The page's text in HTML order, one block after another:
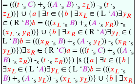
= (((𝑡 ·s 𝐶) +s ((𝐴 ·s 𝐵) ·s 𝑧𝐿)) -s (𝑡 ·s
𝑧𝐿))} ∪ {𝑎 ∣ ∃𝑡 ∈ ({𝑏 ∣ ∃𝑥𝐿 ∈ ( L ‘𝐴)∃𝑦𝑅
∈ ( R ‘𝐵)𝑏 = (((𝑥𝐿 ·s 𝐵) +s (𝐴 ·s 𝑦𝑅)) -s
(𝑥𝐿 ·s 𝑦𝑅))} ∪ {𝑏 ∣ ∃𝑥𝑅 ∈ ( R ‘𝐴)∃𝑦𝐿 ∈ (
L ‘𝐵)𝑏 = (((𝑥𝑅 ·s 𝐵) +s (𝐴 ·s 𝑦𝐿)) -s (𝑥𝑅 ·s
𝑦𝐿))})∃𝑧𝑅 ∈ ( R ‘𝐶)𝑎 = (((𝑡 ·s 𝐶) +s ((𝐴 ·s
𝐵) ·s 𝑧𝑅)) -s (𝑡 ·s 𝑧𝑅))}) |s ({𝑎 ∣ ∃𝑡 ∈ ({𝑏
∃𝑥𝐿 ∈ ( L ‘𝐴)∃𝑦𝐿 ∈ ( L ‘𝐵)𝑏 = (((𝑥𝐿 ·s
𝐵) +s (𝐴 ·s 𝑦𝐿)) -s (𝑥𝐿 ·s 𝑦𝐿))} ∪ {𝑏 ∣ ∃𝑥𝑅